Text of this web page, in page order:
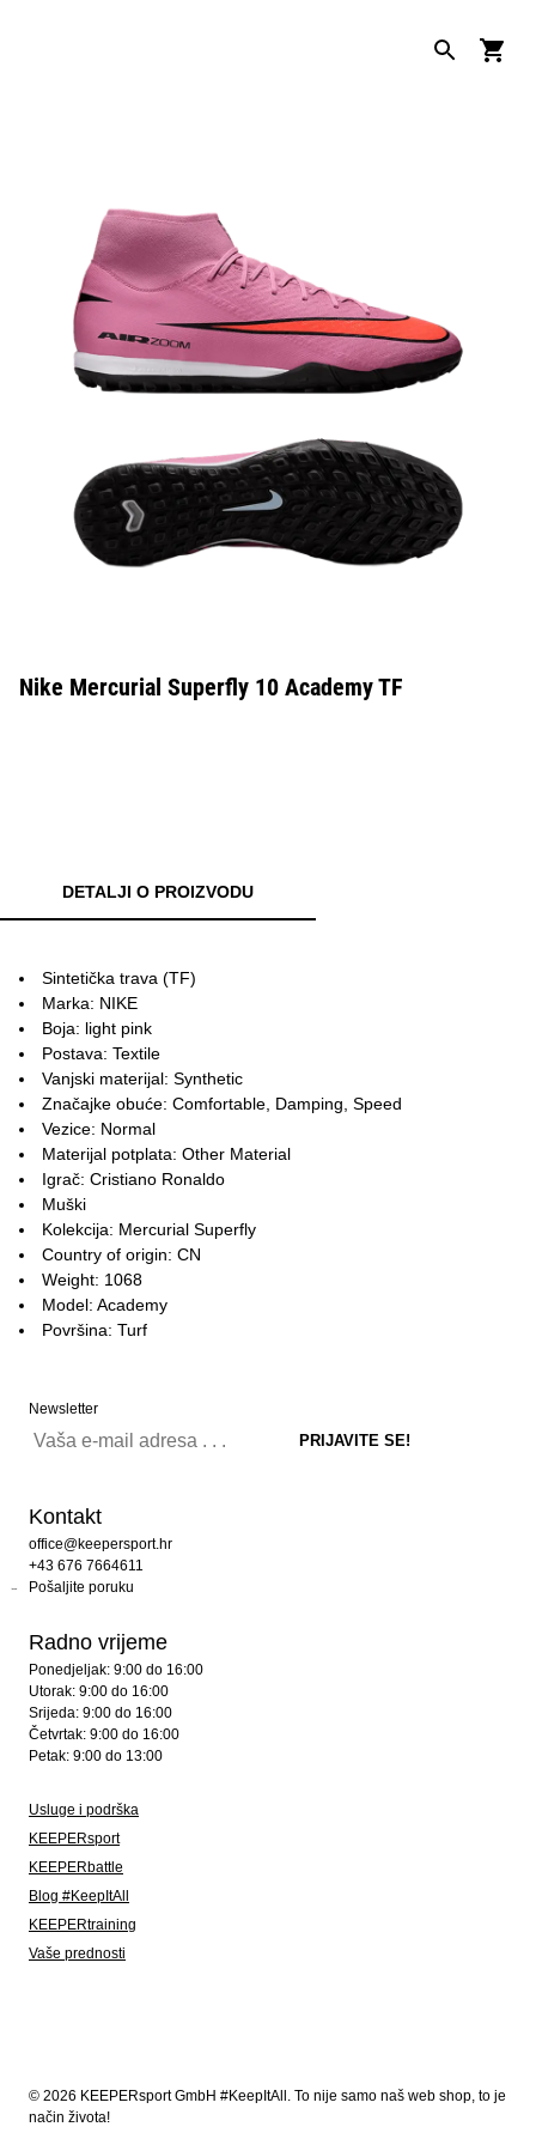
Nike Mercurial Superfly 10 Academy TF
DETALJI O PROIZVODU
Sintetička trava (TF)
Marka: NIKE
Boja: light pink
Postava: Textile
Vanjski materijal: Synthetic
Značajke obuće: Comfortable, Damping, Speed
Vezice: Normal
Materijal potplata: Other Material
Igrač: Cristiano Ronaldo
Muški
Kolekcija: Mercurial Superfly
Country of origin: CN
Weight: 1068
Model: Academy
Površina: Turf
Newsletter
Kontakt
office@keepersport.hr
+43 676 7664611
Pošaljite poruku
Radno vrijeme
Ponedjeljak: 9:00 do 16:00
Utorak: 9:00 do 16:00
Srijeda: 9:00 do 16:00
Četvrtak: 9:00 do 16:00
Petak: 9:00 do 13:00
Usluge i podrška
KEEPERsport
KEEPERbattle
Blog #KeepItAll
KEEPERtraining
Vaše prednosti
© 2026 KEEPERsport GmbH #KeepItAll. To nije samo naš web shop, to je
način života!